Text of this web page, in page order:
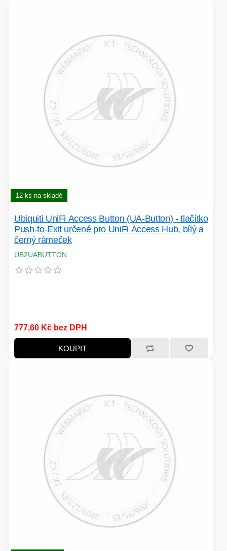
12 ks na skladě
Ubiquiti UniFi Access Button (UA-Button) - tlačítko
Push-to-Exit určené pro UniFi Access Hub, bílý a
černý rámeček
UB2UABUTTON
777,60 Kč bez DPH
KOUPIT